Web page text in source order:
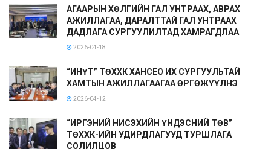
АГААРЫН ХӨЛГИЙН ГАЛ УНТРААХ, АВРАХ
АЖИЛЛАГАА, ДАРАЛТТАЙ ГАЛ УНТРААХ
ДАДЛАГА СУРГУУЛИЛТАД ХАМРАГДЛАА
2026-04-18
“ИНҮТ” ТӨХХК ХАНСЕО ИХ СУРГУУЛЬТАЙ
ХАМТЫН АЖИЛЛАГААГАА ӨРГӨЖҮҮЛНЭ
2026-04-12
“ИРГЭНИЙ НИСЭХИЙН ҮНДЭСНИЙ ТӨВ”
ТӨХХК-ИЙН УДИРДЛАГУУД ТУРШЛАГА
СОЛИЛЦОВ